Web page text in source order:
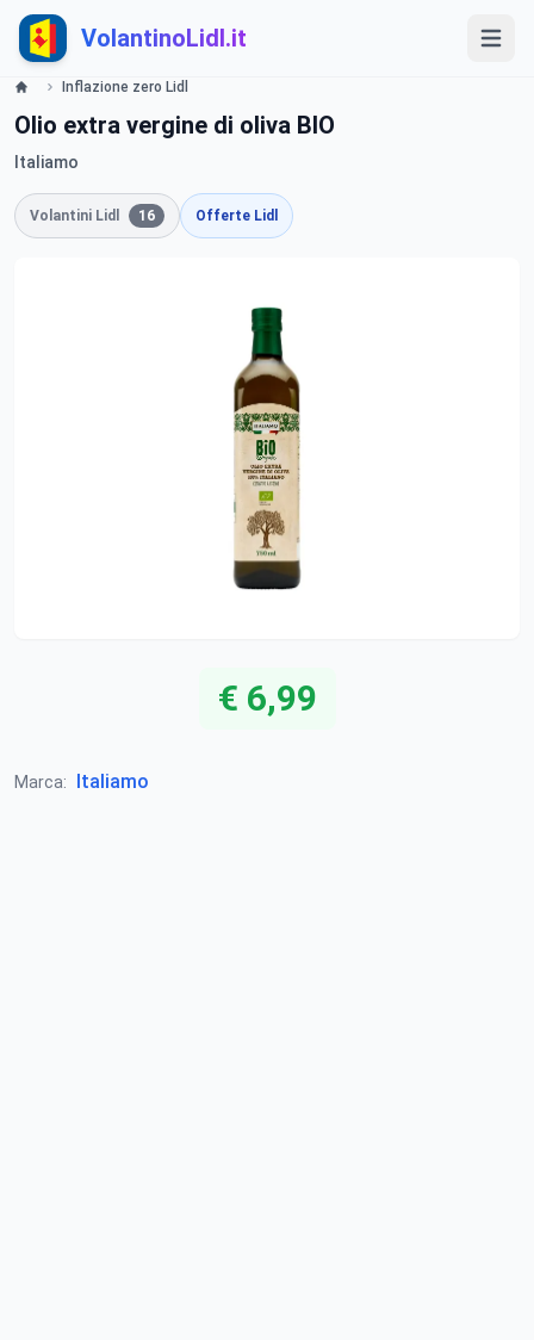
VolantinoLidl.it
Inflazione zero Lidl
Olio extra vergine di oliva BIO
Italiamo
Volantini Lidl 16 Offerte Lidl
€ 6,99
Marca: Italiamo